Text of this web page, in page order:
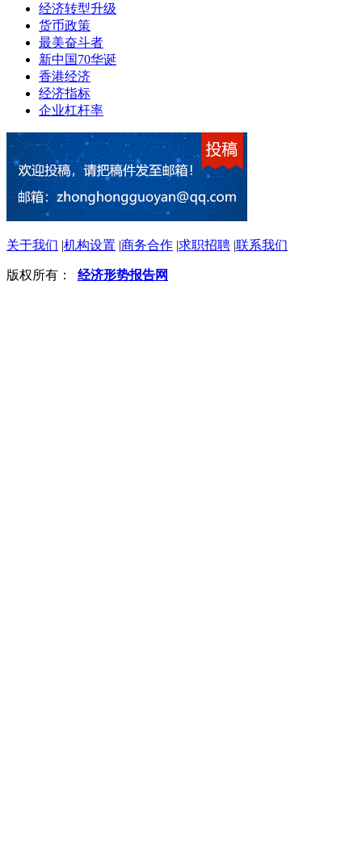
经济转型升级
货币政策
最美奋斗者
新中国70华诞
香港经济
经济指标
企业杠杆率
关于我们 |机构设置 |商务合作 |求职招聘 |联系我们
版权所有： 经济形势报告网